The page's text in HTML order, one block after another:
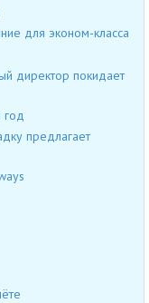
для эконом-класса
директор покидает
год
предлагает